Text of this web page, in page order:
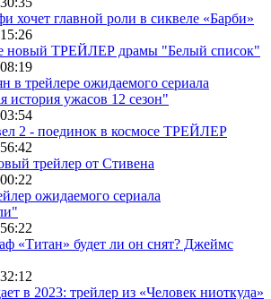
хочет главной роли в сиквеле «Барби»
новый ТРЕЙЛЕР драмы "Белый список"
в трейлере ожидаемого сериала
история ужасов 12 сезон"
2 - поединок в космосе ТРЕЙЛЕР
трейлер от Стивена
ожидаемого сериала
«Титан» будет ли он снят? Джеймс
в 2023: трейлер из «Человек ниоткуда»